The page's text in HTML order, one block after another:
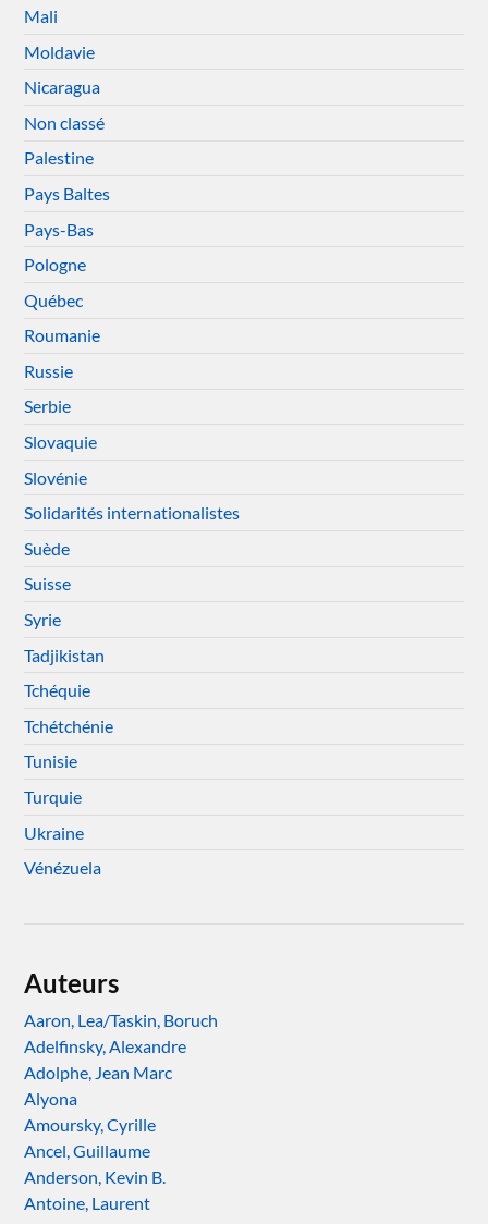
Mali
Moldavie
Nicaragua
Non classé
Palestine
Pays Baltes
Pays-Bas
Pologne
Québec
Roumanie
Russie
Serbie
Slovaquie
Slovénie
Solidarités internationalistes
Suède
Suisse
Syrie
Tadjikistan
Tchéquie
Tchétchénie
Tunisie
Turquie
Ukraine
Vénézuela
Auteurs
Aaron, Lea/Taskin, Boruch
Adelfinsky, Alexandre
Adolphe, Jean Marc
Alyona
Amoursky, Cyrille
Ancel, Guillaume
Anderson, Kevin B.
Antoine, Laurent